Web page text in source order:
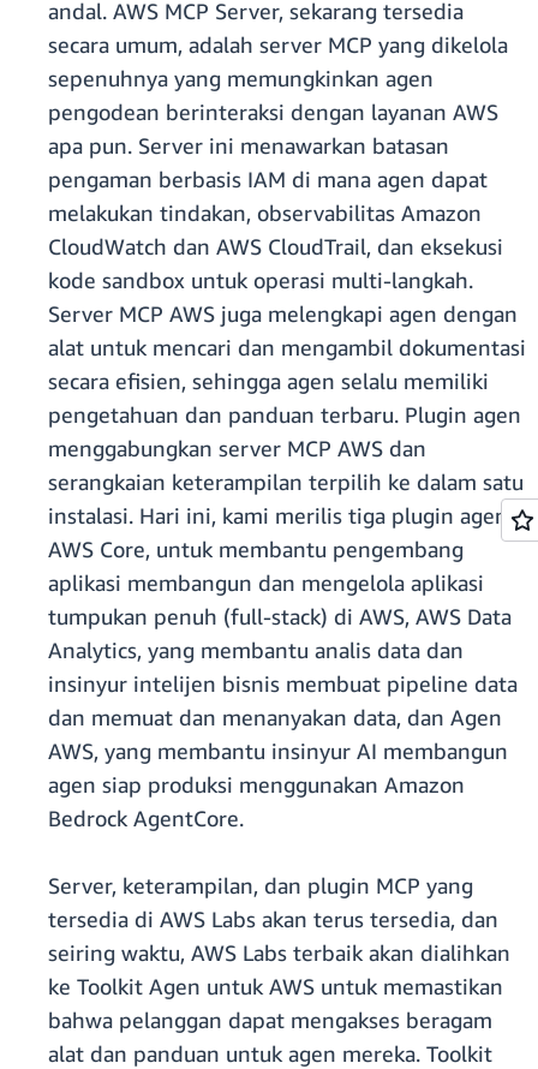
andal. AWS MCP Server, sekarang tersedia
secara umum, adalah server MCP yang dikelola
sepenuhnya yang memungkinkan agen
pengodean berinteraksi dengan layanan AWS
apa pun. Server ini menawarkan batasan
pengaman berbasis IAM di mana agen dapat
melakukan tindakan, observabilitas Amazon
CloudWatch dan AWS CloudTrail, dan eksekusi
kode sandbox untuk operasi multi-langkah.
Server MCP AWS juga melengkapi agen dengan
alat untuk mencari dan mengambil dokumentasi
secara efisien, sehingga agen selalu memiliki
pengetahuan dan panduan terbaru. Plugin agen
menggabungkan server MCP AWS dan
serangkaian keterampilan terpilih ke dalam satu
instalasi. Hari ini, kami merilis tiga plugin agen:
AWS Core, untuk membantu pengembang
aplikasi membangun dan mengelola aplikasi
tumpukan penuh (full-stack) di AWS, AWS Data
Analytics, yang membantu analis data dan
insinyur intelijen bisnis membuat pipeline data
dan memuat dan menanyakan data, dan Agen
AWS, yang membantu insinyur AI membangun
agen siap produksi menggunakan Amazon
Bedrock AgentCore.
Server, keterampilan, dan plugin MCP yang
tersedia di AWS Labs akan terus tersedia, dan
seiring waktu, AWS Labs terbaik akan dialihkan
ke Toolkit Agen untuk AWS untuk memastikan
bahwa pelanggan dapat mengakses beragam
alat dan panduan untuk agen mereka. Toolkit